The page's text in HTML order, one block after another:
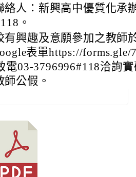
絡人：新興高中優質化承
。
有興趣及意願參加之教師
表單https://
電03-3796996#118洽詢
師公假。